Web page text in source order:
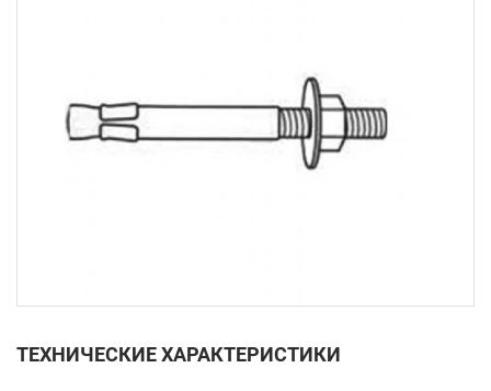
ТЕХНИЧЕСКИЕ ХАРАКТЕРИСТИКИ